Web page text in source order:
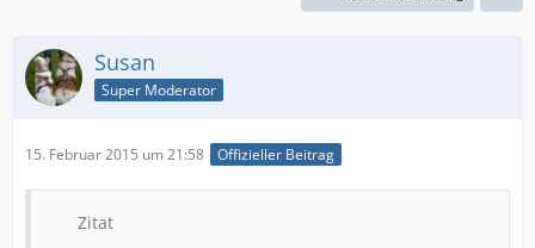
Susan
Super Moderator
15. Februar 2015 um 21:58 Offizieller Beitrag
Zitat